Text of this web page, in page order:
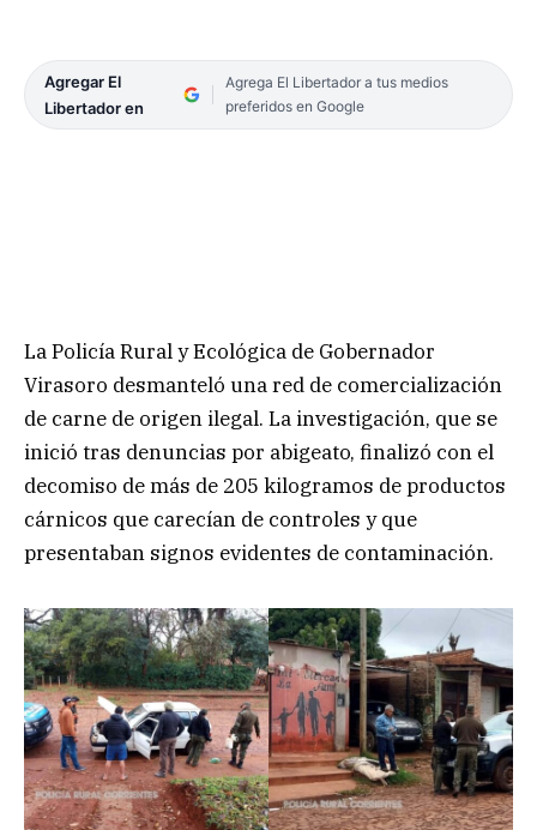
Agregar El
Libertador en
Agrega El Libertador a tus medios
preferidos en Google
La Policía Rural y Ecológica de Gobernador
Virasoro desmanteló una red de comercialización
de carne de origen ilegal. La investigación, que se
inició tras denuncias por abigeato, finalizó con el
decomiso de más de 205 kilogramos de productos
cárnicos que carecían de controles y que
presentaban signos evidentes de contaminación.